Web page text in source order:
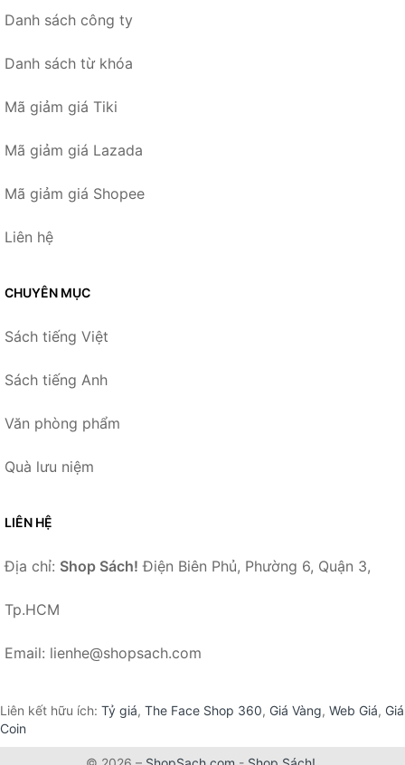
Danh sách công ty
Danh sách từ khóa
Mã giảm giá Tiki
Mã giảm giá Lazada
Mã giảm giá Shopee
Liên hệ
CHUYÊN MỤC
Sách tiếng Việt
Sách tiếng Anh
Văn phòng phẩm
Quà lưu niệm
LIÊN HỆ
Địa chỉ: Shop Sách! Điện Biên Phủ, Phường 6, Quận 3,
Tp.HCM
Email: lienhe@shopsach.com
Liên kết hữu ích: Tỷ giá, The Face Shop 360, Giá Vàng, Web Giá, Giá
Coin